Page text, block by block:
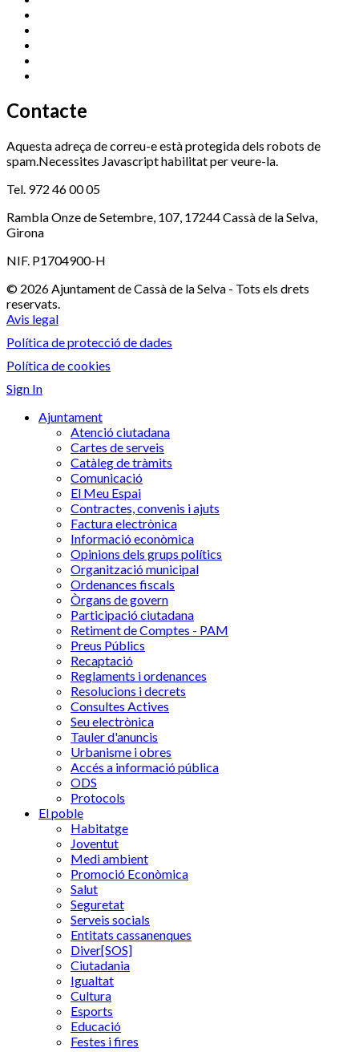
Contacte
Aquesta adreça de correu-e està protegida dels robots de
spam.Necessites Javascript habilitat per veure-la.
Tel. 972 46 00 05
Rambla Onze de Setembre, 107, 17244 Cassà de la Selva,
Girona
NIF. P1704900-H
© 2026 Ajuntament de Cassà de la Selva - Tots els drets
reservats.
Avis legal
Política de protecció de dades
Política de cookies
Sign In
Ajuntament
Atenció ciutadana
Cartes de serveis
Catàleg de tràmits
Comunicació
El Meu Espai
Contractes, convenis i ajuts
Factura electrònica
Informació econòmica
Opinions dels grups polítics
Organització municipal
Ordenances fiscals
Òrgans de govern
Participació ciutadana
Retiment de Comptes - PAM
Preus Públics
Recaptació
Reglaments i ordenances
Resolucions i decrets
Consultes Actives
Seu electrònica
Tauler d'anuncis
Urbanisme i obres
Accés a informació pública
ODS
Protocols
El poble
Habitatge
Joventut
Medi ambient
Promoció Econòmica
Salut
Seguretat
Serveis socials
Entitats cassanenques
Diver[SOS]
Ciutadania
Igualtat
Cultura
Esports
Educació
Festes i fires